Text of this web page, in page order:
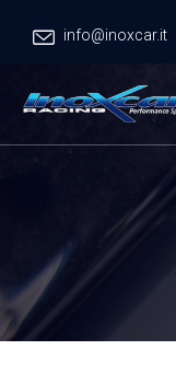
info@inoxcar.it